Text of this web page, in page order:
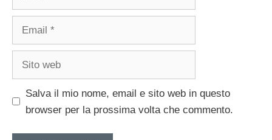
Salva il mio nome, email e sito web in questo
browser per la prossima volta che commento.